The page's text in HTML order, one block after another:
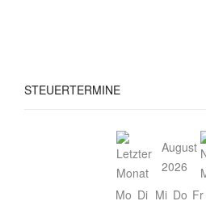
STEUERTERMINE
August
2026
Mo Di Mi Do Fr